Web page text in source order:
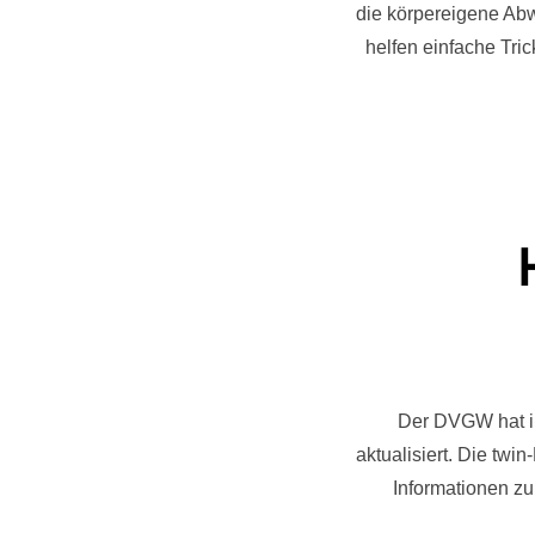
die körpereigene
helfen einfache
Der DVGW hat
aktualisiert. Die
Informationen